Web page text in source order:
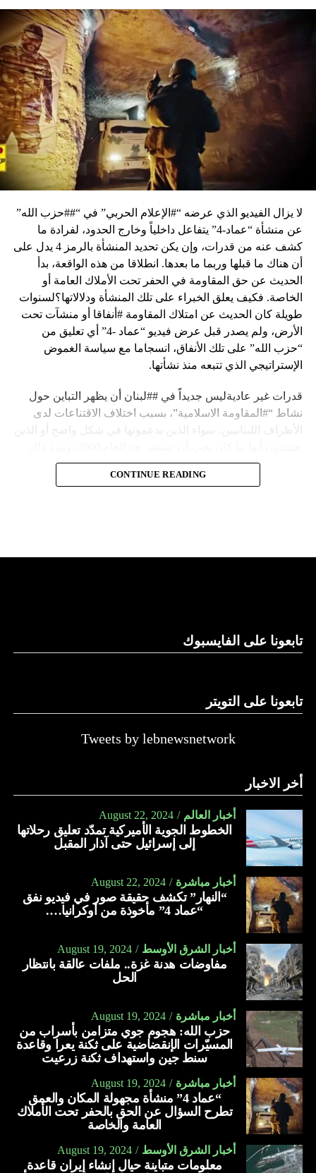
لا يزال الفيديو الذي عرضه “#الإعلام الحربي” في “##حزب الله”
عن منشأة “عماد-4” يتفاعل داخلياً وخارج الحدود، لفرادة ما
كشف عنه من قدرات، وإن يكن تحديد المنشأة بالرمز 4 يدل على
أن هناك ما قبلها وربما ما بعدها. انطلاقا من هذه الواقعة، بدأ
الحديث عن حق المقاومة في الحفر تحت الأملاك العامة أو
الخاصة. فكيف يعلق الخبراء على تلك المنشأة ودلالاتها؟لسنوات
طويلة كان الحديث عن امتلاك المقاومة #أنفاقا أو منشآت تحت
الأرض، ولم يصدر قبل عرض فيديو “عماد -4” أي تعليق من
“حزب الله” على تلك الأنفاق، انسجاما مع سياسة الغموض
الإستراتيجي الذي تتبعه منذ نشأتها.
قدرات غير عاديةليس جديداً في ##لبنان أن يظهر التباين حول
نشاط “#المقاومة الاسلامية”، بسبب اختلاف الاقتناعات لدى
الأطراف اللبنانيين، سواء الذين يدعمونها في شكل واضح أو الذين
إلى أن المقاومة ضد الاحتلال الإسرائيلي لم تكن يوماً محط
إجماع داخلي، وإن كانت القوى اللبنانية المؤمنة بالصراع ضد
النهار
CONTINUE READING
تابعونا على الفايسبوك
تابعونا على التويتر
Tweets by lebnewsnetwork
أخر الاخبار
أخبار العالم August 22, 2024
الخطوط الجوية الأميركية تمدّد تعليق رحلاتها
إلى إسرائيل حتى آذار المقبل
أخبار مباشرة August 22, 2024
“النهار” تكشف حقيقة صور في فيديو نفق
“عماد 4” مأخوذة من أوكرانيا….
أخبار الشرق الأوسط August 19, 2024
مفاوضات هدنة غزة.. ملفات عالقة بانتظار
الحل
أخبار مباشرة August 19, 2024
حزب الله: هجوم جوي متزامن بأسراب من
المسيّرات الإنقضاضية على ثكنة يعرا وقاعدة
سنط جين واستهداف ثكنة زرعيت
أخبار مباشرة August 19, 2024
“عماد 4” منشأة مجهولة المكان والعمق
تطرح السؤال عن الحق بالحفر تحت الأملاك
العامة والخاصة
أخبار الشرق الأوسط August 19, 2024
معلومات متباينة حيال إنشاء إيران قاعدة